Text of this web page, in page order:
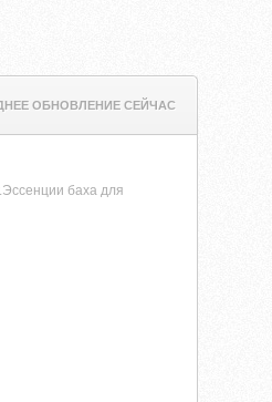
ОБНОВЛЕНИЕ СЕЙЧАС
баха для